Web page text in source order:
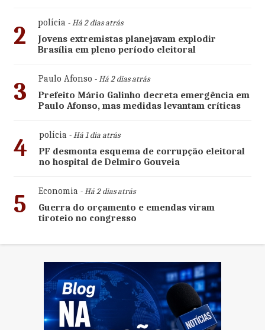
2 polícia- Há 2 dias atrás
Jovens extremistas planejavam explodir
Brasília em pleno período eleitoral
3 Paulo Afonso - Há 2 dias atrás
Prefeito Mário Galinho decreta emergência em
Paulo Afonso, mas medidas levantam críticas
4 polícia- Há 1 dia atrás
PF desmonta esquema de corrupção eleitoral
no hospital de Delmiro Gouveia
5 Economia- Há 2 dias atrás
Guerra do orçamento e emendas viram
tiroteio no congresso